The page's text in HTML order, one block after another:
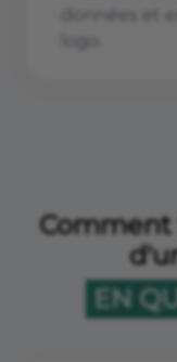
Comment
EN